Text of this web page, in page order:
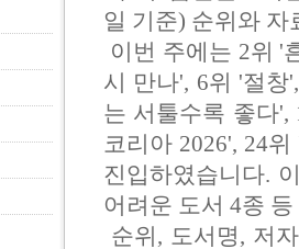
일 기준) 순위와 자
이번 주에는 2위 '
시 만나', 6위 '절창
는 서툴수록 좋다',
코리아 2026', 24
진입하였습니다.
어려운 도서 4종
순위, 도서명, 저